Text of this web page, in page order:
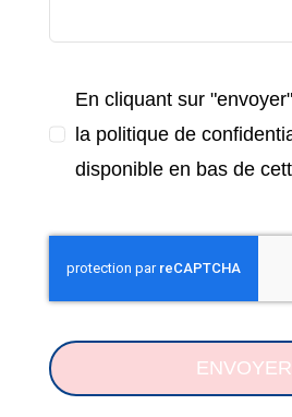
En cliquant sur
la politique de
disponible en bas de
ENVOYER